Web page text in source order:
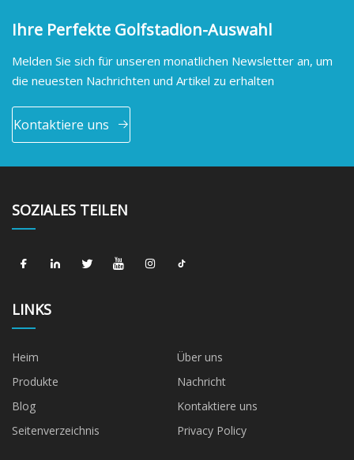
Ihre Perfekte Golfstadion-Auswahl
Melden Sie sich für unseren monatlichen Newsletter an, um
die neuesten Nachrichten und Artikel zu erhalten
Kontaktiere uns
SOZIALES TEILEN
LINKS
Heim
Über uns
Produkte
Nachricht
Blog
Kontaktiere uns
Seitenverzeichnis
Privacy Policy